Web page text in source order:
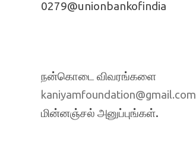
0279@unionbankofindia
நன்கொடை விவரங்களை
kaniyamfoundation@gmail.com
மின்னஞ்சல் அனுப்புங்கள்.